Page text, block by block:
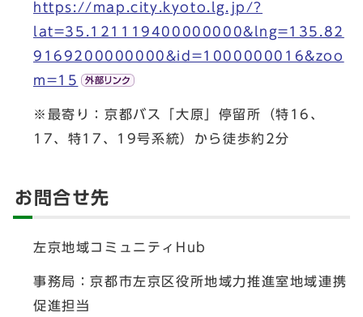
https://map.city.kyoto.lg.jp/?
lat=35.121119400000000&lng=135.82
9169200000000&id=1000000016&zoo
m=15
※最寄り：京都バス「大原」停留所（特16、
17、特17、19号系統）から徒歩約2分
お問合せ先
左京地域コミュニティHub
事務局：京都市左京区役所地域力推進室地域連携
促進担当